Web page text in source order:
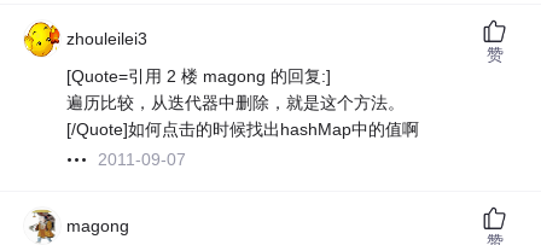
zhouleilei3
[Quote=引用 2 楼 magong 的回复:]
遍历比较，从迭代器中删除，就是这个方法。
[/Quote]如何点击的时候找出hashMap中的值啊
2011-09-07
赞
magong
赞